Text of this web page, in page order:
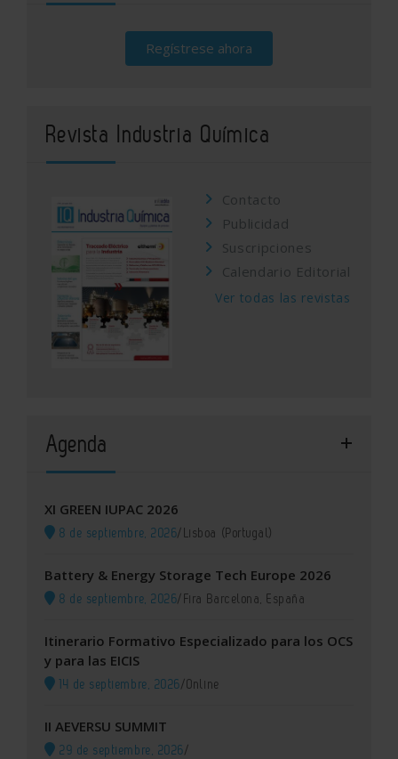
Regístrese ahora
Revista Industria Química
Contacto
Publicidad
Suscripciones
Calendario Editorial
Ver todas las revistas
Agenda
XI GREEN IUPAC 2026
8 de septiembre, 2026/Lisboa (Portugal)
Battery & Energy Storage Tech Europe 2026
8 de septiembre, 2026/Fira Barcelona, España
Itinerario Formativo Especializado para los OCS
y para las EICIS
14 de septiembre, 2026/Online
II AEVERSU SUMMIT
29 de septiembre, 2026/